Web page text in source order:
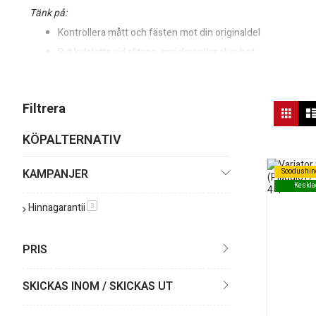
Tänk på:
Kontrollera mått och fästen mot din originaldel
Byt kylplatta vid slitage, sprickor eller skevhet
Oavsett om du gör service eller uppgraderar din variator hittar
Visa
som
Rutnät
Filtrera
KÖPALTERNATIV
KAMPANJER
Hinnagarantii 3produkt
PRIS
SKICKAS INOM / SKICKAS UT